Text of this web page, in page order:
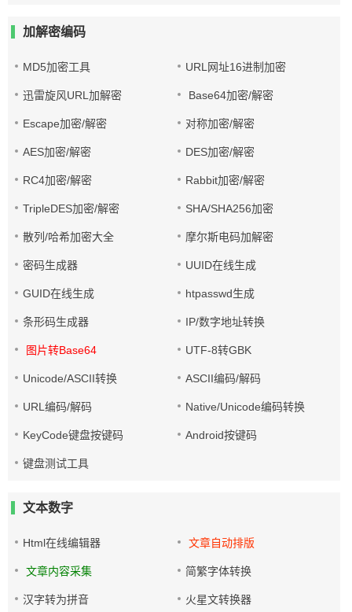
加解密编码
MD5加密工具 URL网址16进制加密
迅雷旋风URL加解密 Base64加密/解密
Escape加密/解密 对称加密/解密
AES加密/解密 DES加密/解密
RC4加密/解密 Rabbit加密/解密
TripleDES加密/解密 SHA/SHA256加密
散列/哈希加密大全 摩尔斯电码加解密
密码生成器 UUID在线生成
GUID在线生成 htpasswd生成
条形码生成器 IP/数字地址转换
图片转Base64 UTF-8转GBK
Unicode/ASCII转换 ASCII编码/解码
URL编码/解码 Native/Unicode编码转换
KeyCode键盘按键码 Android按键码
键盘测试工具
文本数字
Html在线编辑器 文章自动排版
文章内容采集 简繁字体转换
汉字转为拼音 火星文转换器